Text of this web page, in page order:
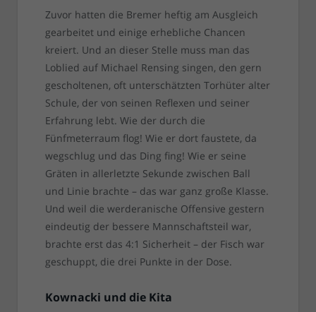
Zuvor hatten die Bremer heftig am Ausgleich
gearbeitet und einige erhebliche Chancen
kreiert. Und an dieser Stelle muss man das
Loblied auf Michael Rensing singen, den gern
gescholtenen, oft unterschätzten Torhüter alter
Schule, der von seinen Reflexen und seiner
Erfahrung lebt. Wie der durch die
Fünfmeterraum flog! Wie er dort faustete, da
wegschlug und das Ding fing! Wie er seine
Gräten in allerletzte Sekunde zwischen Ball
und Linie brachte – das war ganz große Klasse.
Und weil die werderanische Offensive gestern
eindeutig der bessere Mannschaftsteil war,
brachte erst das 4:1 Sicherheit – der Fisch war
geschuppt, die drei Punkte in der Dose.
Kownacki und die Kita